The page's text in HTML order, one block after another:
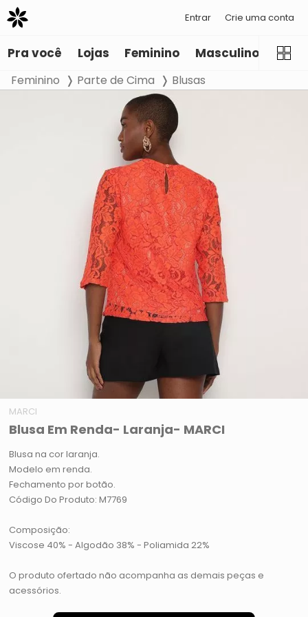
Entrar Crie uma conta
Pra você Lojas Feminino Masculino
Feminino Parte de Cima Blusas
MARCI
Blusa Em Renda- Laranja- MARCI
Blusa na cor laranja.
Modelo em renda.
Fechamento por botão.
Código Do Produto: M7769
Composição:
Viscose 40% - Algodão 38% - Poliamida 22%
O produto ofertado não acompanha as demais peças e
acessórios.